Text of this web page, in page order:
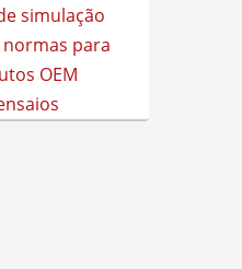
simulação
normas para
OEM